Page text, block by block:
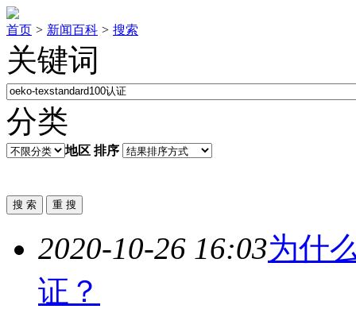
首页 > 新闻百科 > 搜索
关键词
分类
地区 排序
2020-10-26 16:03为什
证 ？